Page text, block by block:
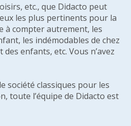
etc., que Didacto peut
les plus pertinents pour la
à compter autrement, les
les indémodables de chez
enfants, etc. Vous n’avez
société classiques pour les
toute l’équipe de Didacto est